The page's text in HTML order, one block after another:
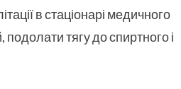
в стаціонарі медичного
тягу до спиртного і